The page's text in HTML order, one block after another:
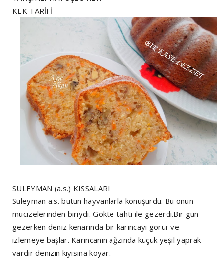
KEK TARİFİ
SÜLEYMAN (a.s.) KISSALARI
Süleyman a.s. bütün hayvanlarla konuşurdu. Bu onun
mucizelerinden biriydi. Gökte tahtı ile gezerdi.Bir gün
gezerken deniz kenarında bir karıncayı görür ve
izlemeye başlar. Karıncanın ağzında küçük yeşil yaprak
vardır denizin kıyısına koyar.